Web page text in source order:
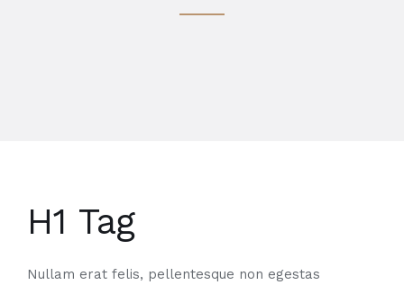
H1 Tag
Nullam erat felis, pellentesque non egestas